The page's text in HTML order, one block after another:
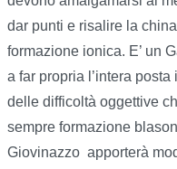
dar punti e risalire la
formazione ionica. E’ un
a far propria l’intera
delle difficoltà oggettive
sempre formazione
Giovinazzo apporterà